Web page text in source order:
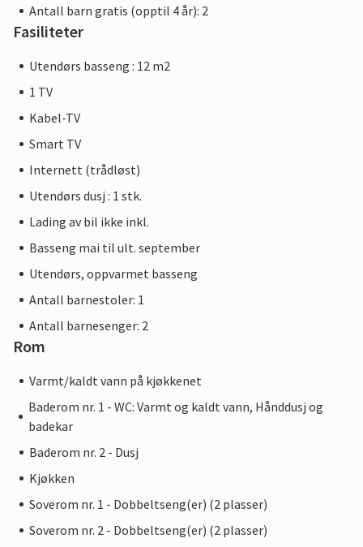
Antall barn gratis (opptil 4 år): 2
Fasiliteter
Utendørs basseng : 12 m2
1 TV
Kabel-TV
Smart TV
Internett (trådløst)
Utendørs dusj : 1 stk.
Lading av bil ikke inkl.
Basseng mai til ult. september
Utendørs, oppvarmet basseng
Antall barnestoler: 1
Antall barnesenger: 2
Rom
Varmt/kaldt vann på kjøkkenet
Baderom nr. 1 - WC: Varmt og kaldt vann, Hånddusj og
badekar
Baderom nr. 2 - Dusj
Kjøkken
Soverom nr. 1 - Dobbeltseng(er) (2 plasser)
Soverom nr. 2 - Dobbeltseng(er) (2 plasser)